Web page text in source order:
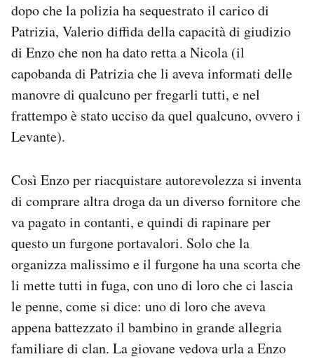
dopo che la polizia ha sequestrato il carico di
Patrizia, Valerio diffida della capacità di giudizio
di Enzo che non ha dato retta a Nicola (il
capobanda di Patrizia che li aveva informati delle
manovre di qualcuno per fregarli tutti, e nel
frattempo è stato ucciso da quel qualcuno, ovvero i
Levante).
Così Enzo per riacquistare autorevolezza si inventa
di comprare altra droga da un diverso fornitore che
va pagato in contanti, e quindi di rapinare per
questo un furgone portavalori. Solo che la
organizza malissimo e il furgone ha una scorta che
li mette tutti in fuga, con uno di loro che ci lascia
le penne, come si dice: uno di loro che aveva
appena battezzato il bambino in grande allegria
familiare di clan. La giovane vedova urla a Enzo